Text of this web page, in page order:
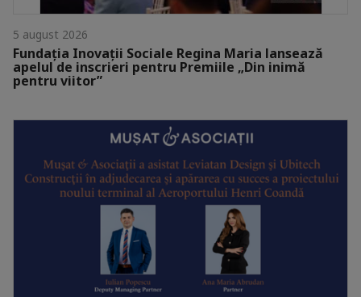
5 august 2026
Fundația Inovații Sociale Regina Maria lansează
apelul de inscrieri pentru Premiile „Din inimă
pentru viitor”